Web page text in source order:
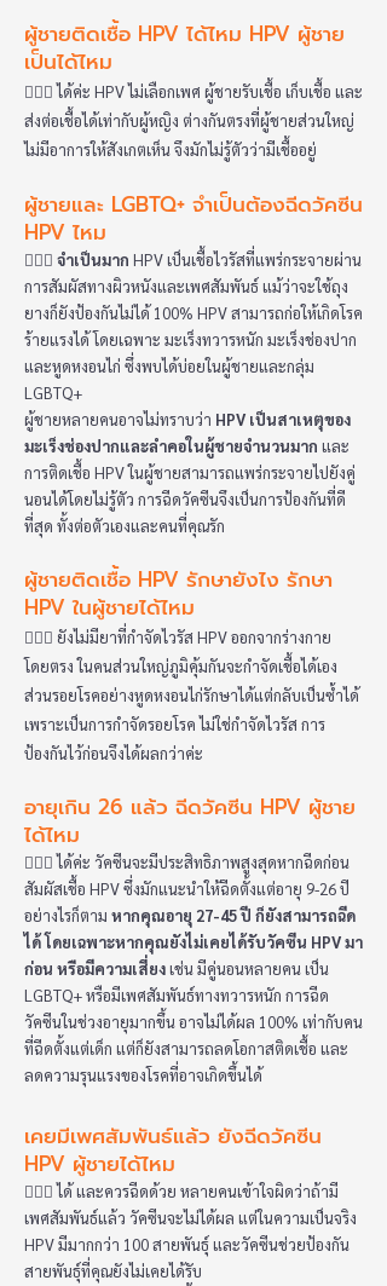
ผู้ชายติดเชื้อ HPV ได้ไหม HPV ผู้ชาย
เป็นได้ไหม
👩🏻‍⚕️ ได้ค่ะ HPV ไม่เลือกเพศ ผู้ชายรับเชื้อ เก็บเชื้อ และ
ส่งต่อเชื้อได้เท่ากับผู้หญิง ต่างกันตรงที่ผู้ชายส่วนใหญ่
ไม่มีอาการให้สังเกตเห็น จึงมักไม่รู้ตัวว่ามีเชื้ออยู่
ผู้ชายและ LGBTQ+ จำเป็นต้องฉีดวัคซีน
HPV ไหม
👩🏻‍⚕️ จำเป็นมาก HPV เป็นเชื้อไวรัสที่แพร่กระจายผ่าน
การสัมผัสทางผิวหนังและเพศสัมพันธ์ แม้ว่าจะใช้ถุง
ยางก็ยังป้องกันไม่ได้ 100% HPV สามารถก่อให้เกิดโรค
ร้ายแรงได้ โดยเฉพาะ มะเร็งทวารหนัก มะเร็งช่องปาก
และหูดหงอนไก่ ซึ่งพบได้บ่อยในผู้ชายและกลุ่ม
LGBTQ+
ผู้ชายหลายคนอาจไม่ทราบว่า HPV เป็นสาเหตุของ
มะเร็งช่องปากและลำคอในผู้ชายจำนวนมาก และ
การติดเชื้อ HPV ในผู้ชายสามารถแพร่กระจายไปยังคู่
นอนได้โดยไม่รู้ตัว การฉีดวัคซีนจึงเป็นการป้องกันที่ดี
ที่สุด ทั้งต่อตัวเองและคนที่คุณรัก
ผู้ชายติดเชื้อ HPV รักษายังไง รักษา
HPV ในผู้ชายได้ไหม
👩🏻‍⚕️ ยังไม่มียาที่กำจัดไวรัส HPV ออกจากร่างกาย
โดยตรง ในคนส่วนใหญ่ภูมิคุ้มกันจะกำจัดเชื้อได้เอง
ส่วนรอยโรคอย่างหูดหงอนไก่รักษาได้แต่กลับเป็นซ้ำได้
เพราะเป็นการกำจัดรอยโรค ไม่ใช่กำจัดไวรัส การ
ป้องกันไว้ก่อนจึงได้ผลกว่าค่ะ
อายุเกิน 26 แล้ว ฉีดวัคซีน HPV ผู้ชาย
ได้ไหม
👩🏻‍⚕️ ได้ค่ะ วัคซีนจะมีประสิทธิภาพสูงสุดหากฉีดก่อน
สัมผัสเชื้อ HPV ซึ่งมักแนะนำให้ฉีดตั้งแต่อายุ 9-26 ปี
อย่างไรก็ตาม หากคุณอายุ 27-45 ปี ก็ยังสามารถฉีด
ได้ โดยเฉพาะหากคุณยังไม่เคยได้รับวัคซีน HPV มา
ก่อน หรือมีความเสี่ยงเช่น มีคู่นอนหลายคน เป็น
LGBTQ+ หรือมีเพศสัมพันธ์ทางทวารหนัก การฉีด
วัคซีนในช่วงอายุมากขึ้น อาจไม่ได้ผล 100% เท่ากับคน
ที่ฉีดตั้งแต่เด็ก แต่ก็ยังสามารถลดโอกาสติดเชื้อ และ
ลดความรุนแรงของโรคที่อาจเกิดขึ้นได้
เคยมีเพศสัมพันธ์แล้ว ยังฉีดวัคซีน
HPV ผู้ชายได้ไหม
👩🏻‍⚕️ ได้ และควรฉีดด้วย หลายคนเข้าใจผิดว่าถ้ามี
เพศสัมพันธ์แล้ว วัคซีนจะไม่ได้ผล แต่ในความเป็นจริง
HPV มีมากกว่า 100 สายพันธุ์ และวัคซีนช่วยป้องกัน
สายพันธุ์ที่คุณยังไม่เคยได้รับ